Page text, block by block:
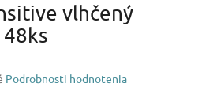
vlhčený
Podrobnosti hodnotenia